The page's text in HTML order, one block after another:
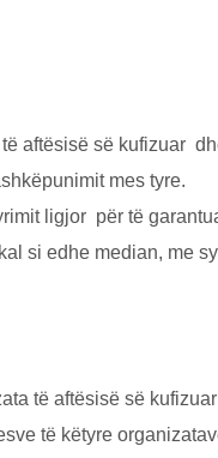
aftësisë së kufizuar
mes tyre.
ligjor për të
si edhe median, me
tё aftёsisё sё
tё kёtyre
stories about rebuild